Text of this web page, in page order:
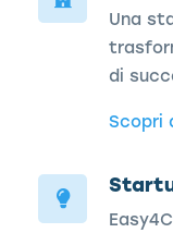
Una
di
Scopri